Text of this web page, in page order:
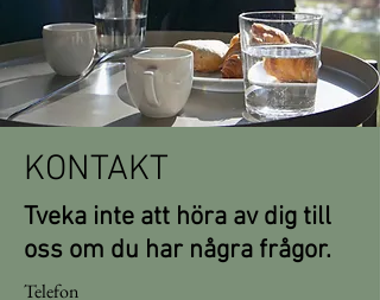
KONTAKT
Tveka inte att höra av dig till
oss om du har några frågor.
Telefon